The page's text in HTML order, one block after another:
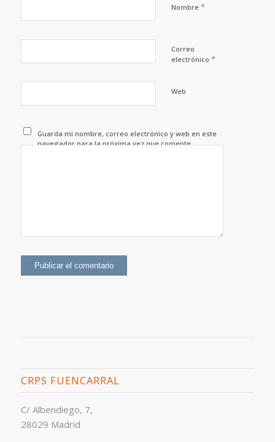
Nombre *
Correo
electrónico *
Web
Guarda mi nombre, correo electrónico y web en este
navegador para la próxima vez que comente.
CRPS FUENCARRAL
C/ Albendiego, 7,
28029 Madrid